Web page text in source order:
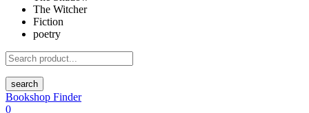
The Witcher
Fiction
poetry
search
Bookshop Finder
0